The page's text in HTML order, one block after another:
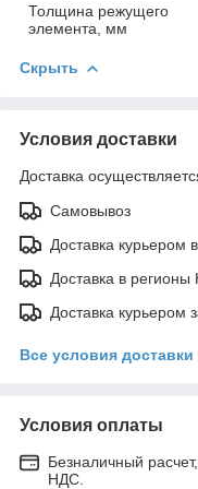
Толщина режущего
элемента, мм
Скрыть
Условия доставки
Доставка
Самовывоз
Доставка курьером
Доставка в регионы
Доставка курьером
Все условия доставки
Условия оплаты
Безналичный
НДС.